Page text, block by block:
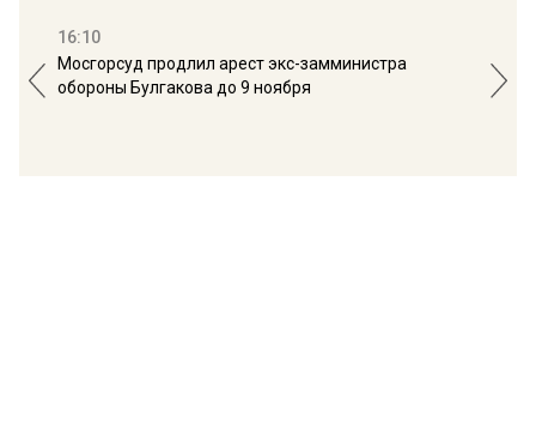
16:10
Мосгорсуд продлил арест экс-замминистра
обороны Булгакова до 9 ноября